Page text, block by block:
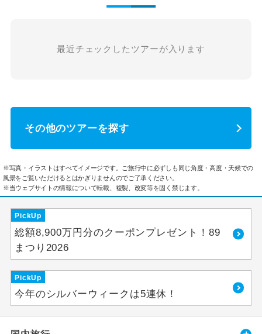
最近チェックしたツアーが入ります
その他のツアーを探す
※写真・イラストはすべてイメージです。ご旅行中に必ずしも同じ角度・高度・天候での
風景をご覧いただけるとはかぎりませんのでご了承ください。
※当ウェブサイトの情報について転載、複製、改変等を固く禁じます。
PickUp
総額8,900万円分のクーポンプレゼント！89
まつり2026
PickUp
今年のシルバーウィークは5連休！